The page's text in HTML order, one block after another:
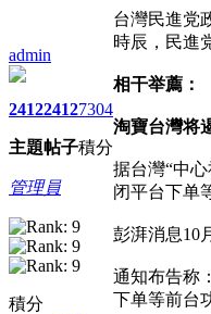
admin
2412
主題
2412
帖子
7304
積分
管理員
積分
台灣民進党
時辰，民進
相干举薦：
淘寶台灣将
据台灣“中
闭平台下单
彭湃消息10
通知布告称
下单等前台